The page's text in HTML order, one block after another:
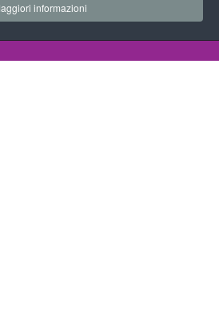
informazioni
Disegni da Colorare